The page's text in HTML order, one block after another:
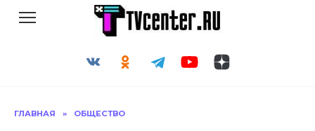
ГЛАВНАЯ » ОБЩЕСТВО